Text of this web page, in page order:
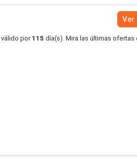
Ver
válido por 115 día(s). Mira las últimas ofertas